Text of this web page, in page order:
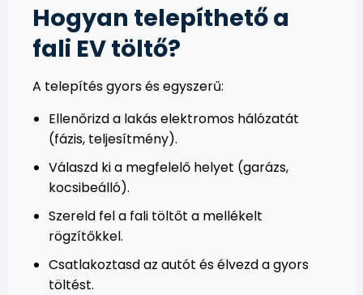
Hogyan telepíthető a
fali EV töltő?
A telepítés gyors és egyszerű:
Ellenőrizd a lakás elektromos hálózatát
(fázis, teljesítmény).
Válaszd ki a megfelelő helyet (garázs,
kocsibeálló).
Szereld fel a fali töltőt a mellékelt
rögzítőkkel.
Csatlakoztasd az autót és élvezd a gyors
töltést.